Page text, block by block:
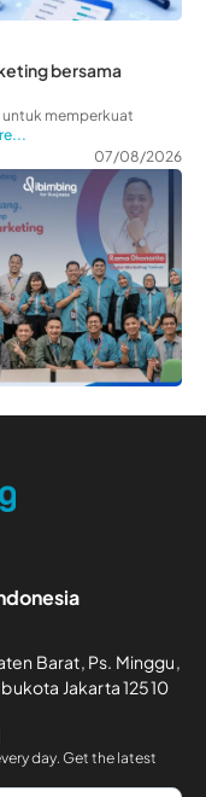
bersama
memperkuat
07/08/2026
Barat, Ps. Minggu,
Jakarta 12510
day. Get the latest